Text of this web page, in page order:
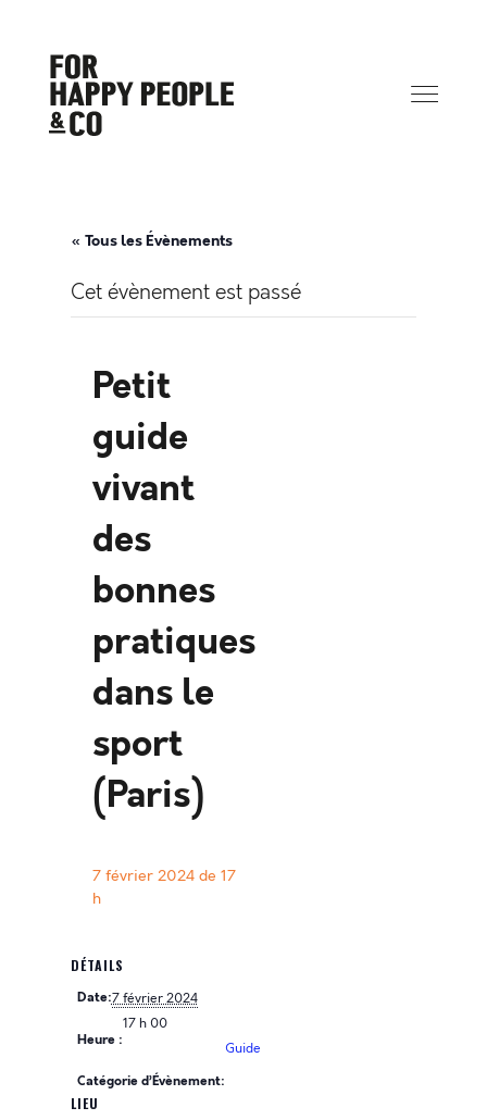
« Tous les Évènements
Cet évènement est passé
Petit
guide
vivant
des
bonnes
pratiques
dans le
sport
(Paris)
7 février 2024 de 17
h
DÉTAILS
Date:7 février 2024
Heure :
17 h 00
Catégorie d’Évènement:
Guide
LIEU